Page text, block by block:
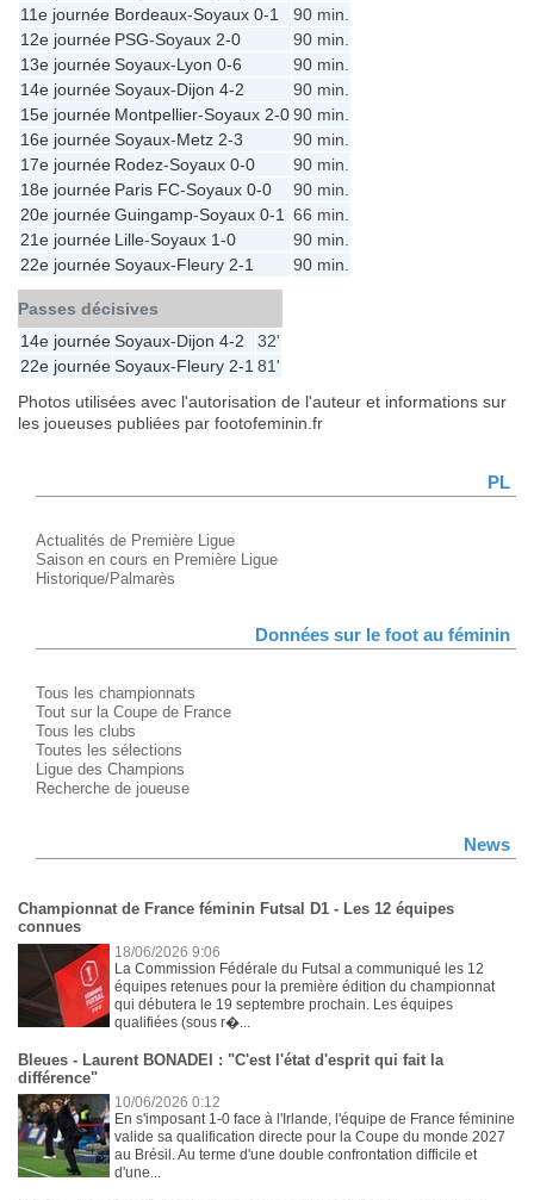
11e journée Bordeaux-Soyaux 0-1
90 min.
12e journée PSG-Soyaux 2-0
90 min.
13e journéeSoyaux-Lyon 0-6
90 min.
14e journéeSoyaux-Dijon 4-2
90 min.
15e journée Montpellier-Soyaux 2-090 min.
16e journéeSoyaux-Metz 2-3
90 min.
17e journée Rodez-Soyaux 0-0
90 min.
18e journée Paris FC-Soyaux 0-0
90 min.
20e journéeGuingamp-Soyaux 0-1
66 min.
21e journée Lille-Soyaux 1-0
90 min.
22e journéeSoyaux-Fleury 2-1 90 min.
Passes décisives
14e journéeSoyaux-Dijon 4-2
32'
22e journéeSoyaux-Fleury 2-1 81'
Photos utilisées avec l'autorisation de l'auteur et informations sur
les joueuses publiées par footofeminin.fr
PL
Actualités de Première Ligue
Saison en cours en Première Ligue
Historique/Palmarès
Données sur le foot au féminin
Tous les championnats
Tout sur la Coupe de France
Tous les clubs
Toutes les sélections
Ligue des Champions
Recherche de joueuse
News
Championnat de France féminin Futsal D1 - Les 12 équipes
connues
18/06/2026 9:06
La Commission Fédérale du Futsal a communiqué les 12
équipes retenues pour la première édition du championnat
qui débutera le 19 septembre prochain. Les équipes
qualifiées (sous r�...
Bleues - Laurent BONADEI : "C'est l'état d'esprit qui fait la
différence"
10/06/2026 0:12
En s'imposant 1-0 face à l'Irlande, l'équipe de France féminine
valide sa qualification directe pour la Coupe du monde 2027
au Brésil. Au terme d'une double confrontation difficile et
d'une...